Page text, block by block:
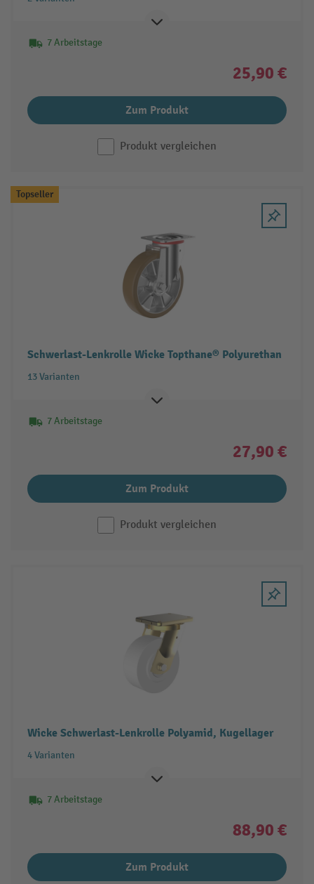
7 Arbeitstage
25,90 €
Zum Produkt
Produkt vergleichen
Topseller
Schwerlast-Lenkrolle Wicke Topthane® Polyurethan
13 Varianten
7 Arbeitstage
27,90 €
Zum Produkt
Produkt vergleichen
Wicke Schwerlast-Lenkrolle Polyamid, Kugellager
4 Varianten
7 Arbeitstage
88,90 €
Zum Produkt